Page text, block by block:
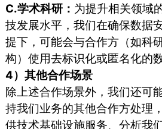
C.学术科研： 为提升相关领域
技发展水平，我们在确保数据
提下，可能会与合作方（如科
构）使用去标识化或匿名化的数
4）其他合作场景
除上述合作场景外，我们还可
持我们业务的其他合作方处理
供技术基础设施服务、分析我